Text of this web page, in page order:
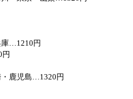
庫…1210円
円
・鹿児島…1320円